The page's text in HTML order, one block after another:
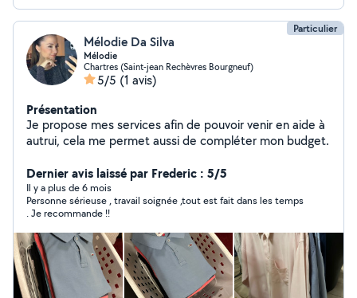
Particulier
Mélodie Da Silva
Mélodie
Chartres (Saint-jean Rechèvres Bourgneuf)
5/5 (1 avis)
Présentation
Je propose mes services afin de pouvoir venir en aide à
autrui, cela me permet aussi de compléter mon budget.
Dernier avis laissé par Frederic : 5/5
Il y a plus de 6 mois
Personne sérieuse , travail soignée ,tout est fait dans les temps
. Je recommande !!